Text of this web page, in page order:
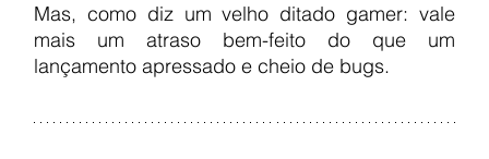
Mas, como diz um velho ditado gamer: vale
mais um atraso bem-feito do que um
lançamento apressado e cheio de bugs.